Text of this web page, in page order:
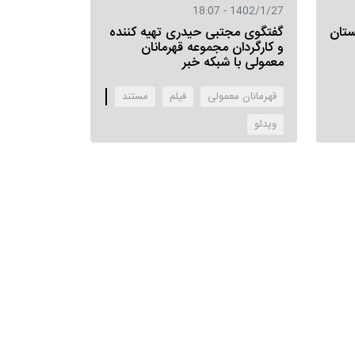
1402/1/27 - 18:07
گفتگوی مجتبی حیدری تهیه کننده
و کارگردان مجموعه قهرمانان
معمولی با شبکه خبر
قهرمانان معمولی فیلم
مستند
‌ویدئو